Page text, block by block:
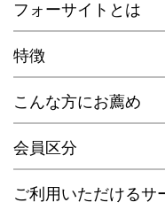
フォーサイトとは
特徴
こんな方にお薦め
会員区分
ご利用いただけるサ